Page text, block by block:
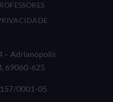
– Adrianópolis
69060-625
0001-05